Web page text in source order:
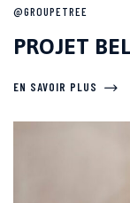
@GROUPETREE
PROJET
EN SAVOIR PLUS